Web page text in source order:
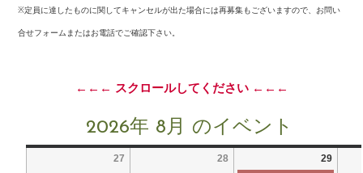
※定員に達したものに関してキャンセルが出た場合には再募集もございますので、お問い
合せフォームまたはお電話でご確認下さい。
←←← スクロールしてください ←←←
2026年 8月 のイベント
27 28 29